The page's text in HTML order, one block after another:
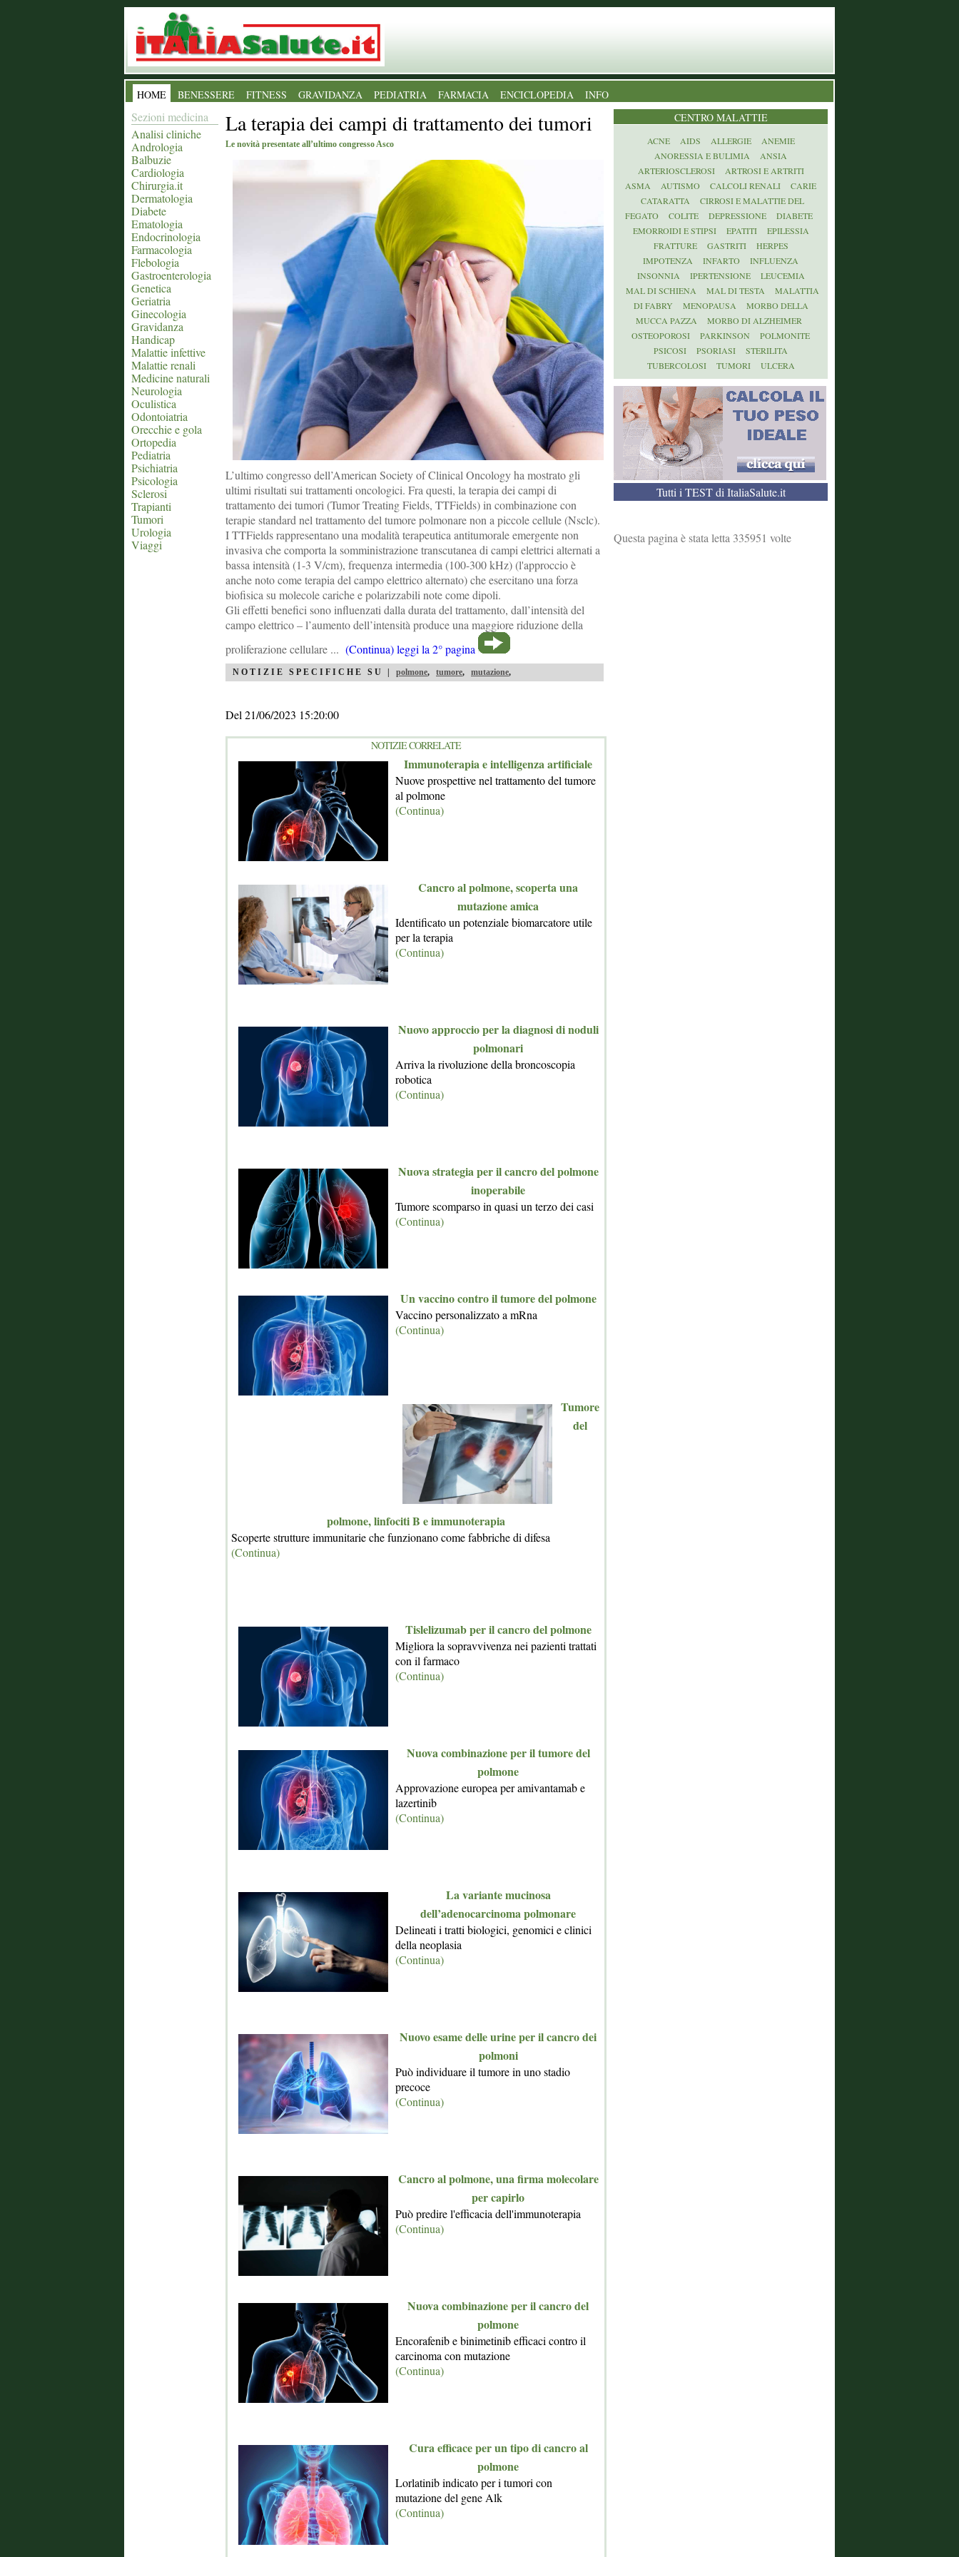
HOME BENESSERE FITNESS GRAVIDANZA PEDIATRIA FARMACIA ENCICLOPEDIA INFO
Sezioni medicina
Analisi cliniche
Andrologia
Balbuzie
Cardiologia
Chirurgia.it
Dermatologia
Diabete
Ematologia
Endocrinologia
Farmacologia
Flebologia
Gastroenterologia
Genetica
Geriatria
Ginecologia
Gravidanza
Handicap
Malattie infettive
Malattie renali
Medicine naturali
Neurologia
Oculistica
Odontoiatria
Orecchie e gola
Ortopedia
Pediatria
Psichiatria
Psicologia
Sclerosi
Trapianti
Tumori
Urologia
Viaggi
La terapia dei campi di trattamento dei tumori
Le novità presentate all’ultimo congresso Asco
L’ultimo congresso dell’American Society of Clinical Oncology ha mostrato gli
ultimi risultati sui trattamenti oncologici. Fra questi, la terapia dei campi di
trattamento dei tumori (Tumor Treating Fields, TTFields) in combinazione con
terapie standard nel trattamento del tumore polmonare non a piccole cellule (Nsclc).
I TTFields rappresentano una modalità terapeutica antitumorale emergente non
invasiva che comporta la somministrazione transcutanea di campi elettrici alternati a
bassa intensità (1-3 V/cm), frequenza intermedia (100-300 kHz) (l'approccio è
anche noto come terapia del campo elettrico alternato) che esercitano una forza
biofisica su molecole cariche e polarizzabili note come dipoli.
Gli effetti benefici sono influenzati dalla durata del trattamento, dall’intensità del
campo elettrico – l’aumento dell’intensità produce una maggiore riduzione della
proliferazione cellulare ... (Continua) leggi la 2° pagina
NOTIZIE SPECIFICHE SU | polmone, tumore, mutazione,
Del 21/06/2023 15:20:00
NOTIZIE CORRELATE
Immunoterapia e intelligenza artificiale
Nuove prospettive nel trattamento del tumore
al polmone
(Continua)
Cancro al polmone, scoperta una
mutazione amica
Identificato un potenziale biomarcatore utile
per la terapia
(Continua)
Nuovo approccio per la diagnosi di noduli
polmonari
Arriva la rivoluzione della broncoscopia
robotica
(Continua)
Nuova strategia per il cancro del polmone
inoperabile
Tumore scomparso in quasi un terzo dei casi
(Continua)
Un vaccino contro il tumore del polmone
Vaccino personalizzato a mRna
(Continua)
Tumore
del
polmone, linfociti B e immunoterapia
Scoperte strutture immunitarie che funzionano come fabbriche di difesa
(Continua)
Tislelizumab per il cancro del polmone
Migliora la sopravvivenza nei pazienti trattati
con il farmaco
(Continua)
Nuova combinazione per il tumore del
polmone
Approvazione europea per amivantamab e
lazertinib
(Continua)
La variante mucinosa
dell’adenocarcinoma polmonare
Delineati i tratti biologici, genomici e clinici
della neoplasia
(Continua)
Nuovo esame delle urine per il cancro dei
polmoni
Può individuare il tumore in uno stadio
precoce
(Continua)
Cancro al polmone, una firma molecolare
per capirlo
Può predire l'efficacia dell'immunoterapia
(Continua)
Nuova combinazione per il cancro del
polmone
Encorafenib e binimetinib efficaci contro il
carcinoma con mutazione
(Continua)
Cura efficace per un tipo di cancro al
polmone
Lorlatinib indicato per i tumori con
mutazione del gene Alk
(Continua)
CENTRO MALATTIE
ACNE AIDS ALLERGIE
ANEMIE
ANORESSIA E BULIMIA
ANSIA
ARTERIOSCLEROSI
ARTROSI E ARTRITI
ASMA
AUTISMO CALCOLI RENALI
CARIE
CATARATTA
CIRROSI E MALATTIE DEL
FEGATO
COLITE DEPRESSIONE
DIABETE
EMORROIDI E STIPSI
EPATITI
EPILESSIA
FRATTURE
GASTRITI
HERPES
IMPOTENZA
INFARTO
INFLUENZA
INSONNIA
IPERTENSIONE
LEUCEMIA
MAL DI SCHIENA
MAL DI TESTA
MALATTIA
DI FABRY
MENOPAUSA
MORBO DELLA
MUCCA PAZZA
MORBO DI ALZHEIMER
OSTEOPOROSI
PARKINSON
POLMONITE
PSICOSI
PSORIASI
STERILITA
TUBERCOLOSI
TUMORI ULCERA
Tutti i TEST di ItaliaSalute.it
Questa pagina è stata letta 335951 volte